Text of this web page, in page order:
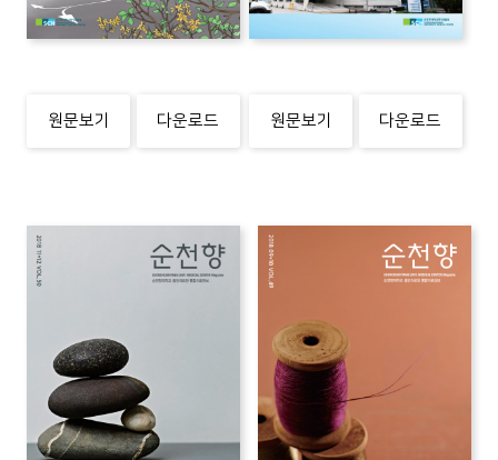
원문보기 다운로드 원문보기 다운로드